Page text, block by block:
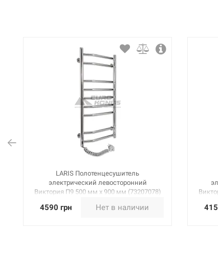
LARIS Полотенцесушитель
электрический левосторонний
Виктория П9 500 мм х 900 мм (73207078)
4590 грн Нет в наличии